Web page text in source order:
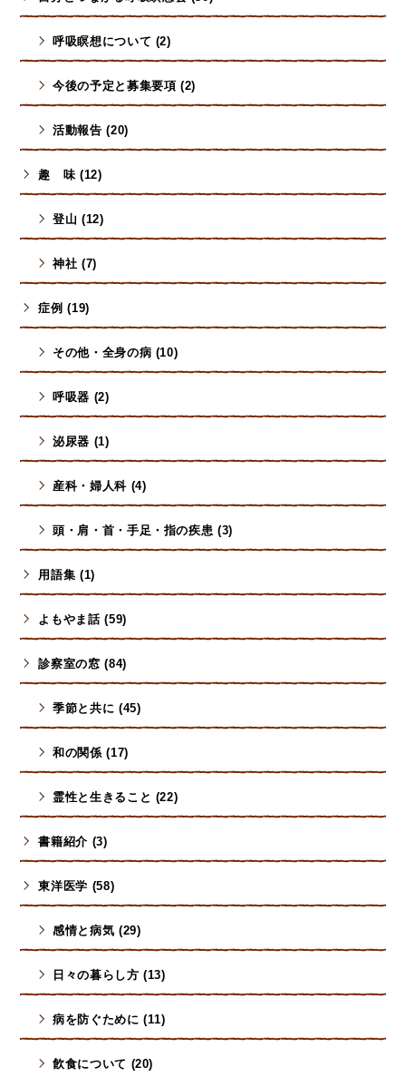
呼吸瞑想について (2)
今後の予定と募集要項 (2)
活動報告 (20)
趣 味 (12)
登山 (12)
神社 (7)
症例 (19)
その他・全身の病 (10)
呼吸器 (2)
泌尿器 (1)
産科・婦人科 (4)
頭・肩・首・手足・指の疾患 (3)
用語集 (1)
よもやま話 (59)
診察室の窓 (84)
季節と共に (45)
和の関係 (17)
霊性と生きること (22)
書籍紹介 (3)
東洋医学 (58)
感情と病気 (29)
日々の暮らし方 (13)
病を防ぐために (11)
飮食について (20)